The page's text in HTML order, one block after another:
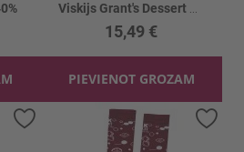
15,49 €
PIEVIENOT GROZAM
Pievienot vēlmju sarakstam